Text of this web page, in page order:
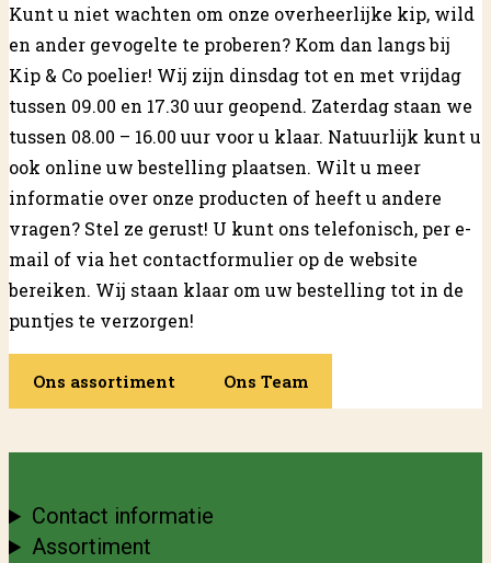
Kunt u niet wachten om onze overheerlijke kip, wild
en ander gevogelte te proberen? Kom dan langs bij
Kip & Co poelier! Wij zijn dinsdag tot en met vrijdag
tussen 09.00 en 17.30 uur geopend. Zaterdag staan we
tussen 08.00 – 16.00 uur voor u klaar. Natuurlijk kunt u
ook online uw bestelling plaatsen. Wilt u meer
informatie over onze producten of heeft u andere
vragen? Stel ze gerust! U kunt ons telefonisch, per e-
mail of via het contactformulier op de website
bereiken. Wij staan klaar om uw bestelling tot in de
puntjes te verzorgen!
Ons assortiment Ons Team
Contact informatie
Assortiment